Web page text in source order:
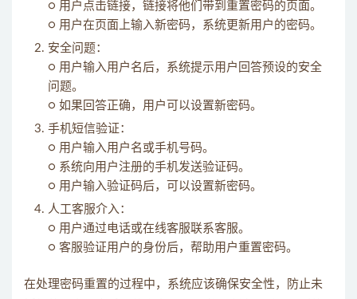
○ 用户点击链接，链接将他们带到重置密码的页面。
○ 用户在页面上输入新密码，系统更新用户的密码。
安全问题：
○ 用户输入用户名后，系统提示用户回答预设的安全
问题。
○ 如果回答正确，用户可以设置新密码。
手机短信验证：
○ 用户输入用户名或手机号码。
○ 系统向用户注册的手机发送验证码。
○ 用户输入验证码后，可以设置新密码。
人工客服介入：
○ 用户通过电话或在线客服联系客服。
○ 客服验证用户的身份后，帮助用户重置密码。
在处理密码重置的过程中，系统应该确保安全性，防止未